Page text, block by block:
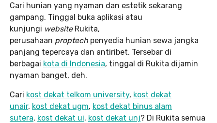
Cari hunian yang nyaman dan estetik sekarang
gampang. Tinggal buka aplikasi atau
kunjungi websiteRukita,
perusahaan proptech penyedia hunian sewa jangka
panjang tepercaya dan antiribet. Tersebar di
berbagai kota di Indonesia, tinggal di Rukita dijamin
nyaman banget, deh.
Cari kost dekat telkom university, kost dekat
unair, kost dekat ugm, kost dekat binus alam
sutera, kost dekat ui, kost dekat unj? Di Rukita semua